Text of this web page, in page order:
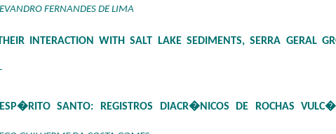
FERNANDES DE LIMA
INTERACTION WITH SALT LAKE SEDIMENTS, SERRA GERAL
SANTO: REGISTROS DIACR�NICOS DE ROCHAS